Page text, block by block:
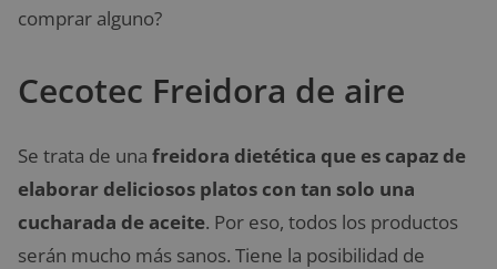
comprar alguno?
Cecotec Freidora de aire
Se trata de una freidora dietética que es capaz de
elaborar deliciosos platos con tan solo una
cucharada de aceite. Por eso, todos los productos
serán mucho más sanos. Tiene la posibilidad de